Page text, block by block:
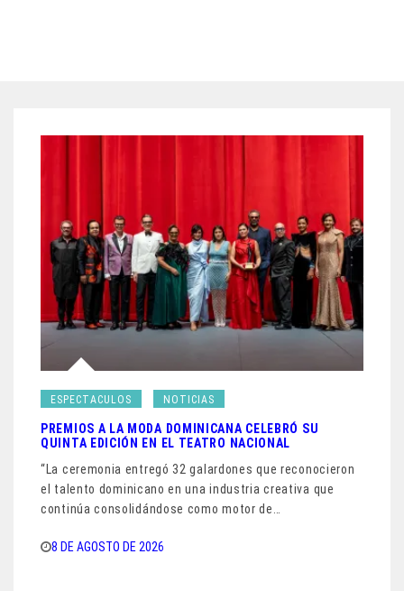
ESPECTACULOS NOTICIAS
PREMIOS A LA MODA DOMINICANA CELEBRÓ SU
QUINTA EDICIÓN EN EL TEATRO NACIONAL
“La ceremonia entregó 32 galardones que reconocieron
el talento dominicano en una industria creativa que
continúa consolidándose como motor de…
8 DE AGOSTO DE 2026